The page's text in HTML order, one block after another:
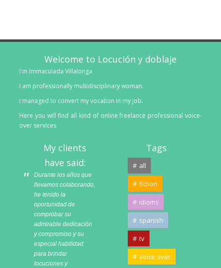
Welcome to Locución y doblaje
I'm Immaculada Villalonga
I am professionally multidisciplinary woman.
I managed to convert my vocation in my job.
Here you will find all kind of online freelance professional voice-
over services
My clients
have said:
Durante los años que
llevamos colaborando,
he tenido la
oportunidad de
comprobar su
admirable dedicación
y compromiso y su
especial habilidad
para brindar
locuciones y
Tags
all
fiction
idioms
spanish
tv
Voice over